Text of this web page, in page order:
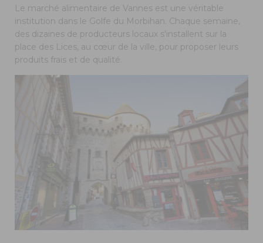
Le marché alimentaire de Vannes est une véritable
institution dans le Golfe du Morbihan. Chaque semaine,
des dizaines de producteurs locaux s'installent sur la
place des Lices, au cœur de la ville, pour proposer leurs
produits frais et de qualité.